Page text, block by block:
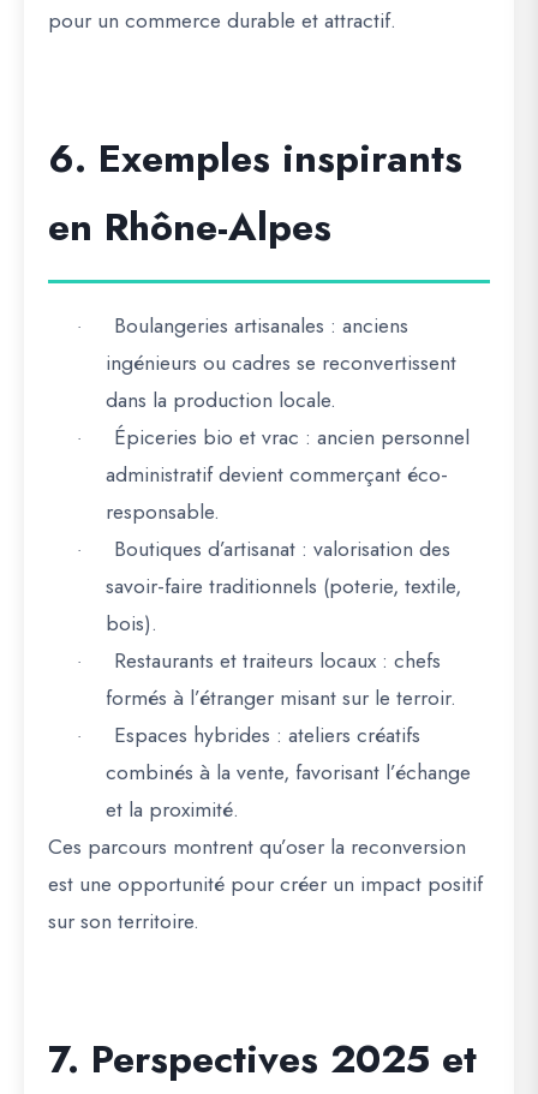
pour un commerce durable et attractif.
6. Exemples inspirants
en Rhône-Alpes
· Boulangeries artisanales : anciens
ingénieurs ou cadres se reconvertissent
dans la production locale.
· Épiceries bio et vrac : ancien personnel
administratif devient commerçant éco-
responsable.
· Boutiques d’artisanat : valorisation des
savoir-faire traditionnels (poterie, textile,
bois).
· Restaurants et traiteurs locaux : chefs
formés à l’étranger misant sur le terroir.
· Espaces hybrides : ateliers créatifs
combinés à la vente, favorisant l’échange
et la proximité.
Ces parcours montrent qu’oser la reconversion
est une opportunité pour créer un impact positif
sur son territoire.
7. Perspectives 2025 et